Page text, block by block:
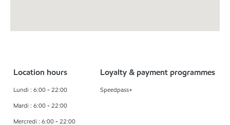
Location hours
Lundi : 6:00 - 22:00
Mardi : 6:00 - 22:00
Mercredi : 6:00 - 22:00
Loyalty & payment programmes
Speedpass+